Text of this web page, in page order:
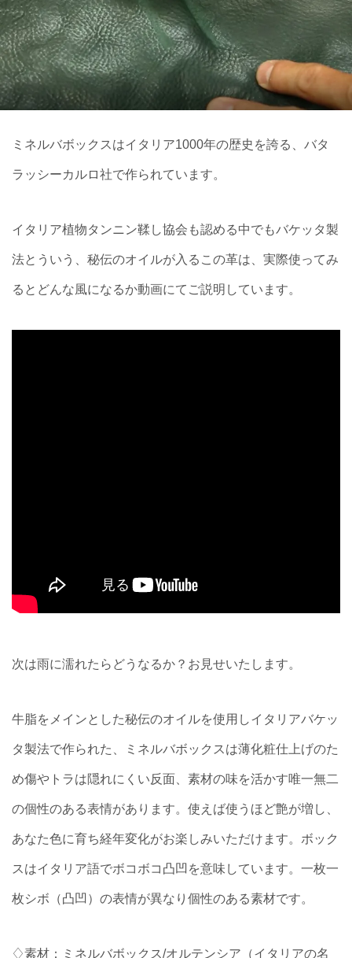
ミネルバボックスはイタリア1000年の歴史を誇る、バタ
ラッシーカルロ社で作られています。
イタリア植物タンニン鞣し協会も認める中でもバケッタ製
法とういう、秘伝のオイルが入るこの革は、実際使ってみ
るとどんな風になるか動画にてご説明しています。
次は雨に濡れたらどうなるか？お見せいたします。
牛脂をメインとした秘伝のオイルを使用しイタリアバケッ
タ製法で作られた、ミネルバボックスは薄化粧仕上げのた
め傷やトラは隠れにくい反面、素材の味を活かす唯一無二
の個性のある表情があります。使えば使うほど艶が増し、
あなた色に育ち経年変化がお楽しみいただけます。ボック
スはイタリア語でボコボコ凸凹を意味しています。一枚一
枚シボ（凸凹）の表情が異なり個性のある素材です。
♢素材：ミネルバボックス/オルテンシア（イタリアの名